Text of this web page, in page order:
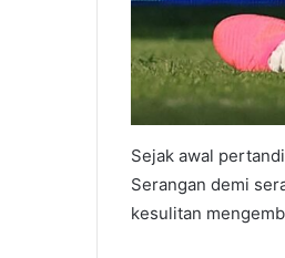
Sejak awal
Serangan demi
kesulitan